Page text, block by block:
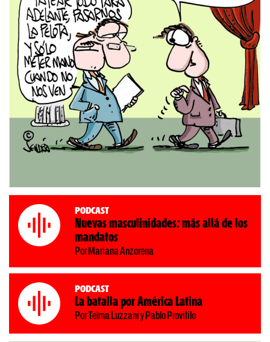
Podcast
Nuevas masculinidades: más allá de los
mandatos
Por Mariana Anzorena
Podcast
La batalla por América Latina
Por Telma Luzzani y Pablo Provitilo